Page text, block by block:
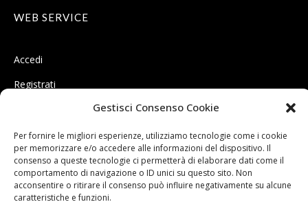
Gestisci Consenso Cookie
Per fornire le migliori esperienze, utilizziamo tecnologie come i cookie
per memorizzare e/o accedere alle informazioni del dispositivo. Il
consenso a queste tecnologie ci permetterà di elaborare dati come il
comportamento di navigazione o ID unici su questo sito. Non
acconsentire o ritirare il consenso può influire negativamente su alcune
caratteristiche e funzioni.
WEB SERVICE
Accedi
Registrati
Il Plantare a portata di click